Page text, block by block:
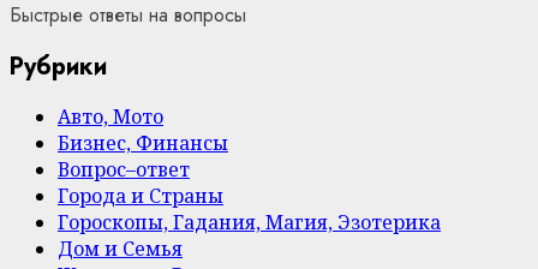
Быстрые ответы на вопросы
Рубрики
Авто, Мото
Бизнес, Финансы
Вопрос–ответ
Города и Страны
Гороскопы, Гадания, Магия, Эзотерика
Дом и Семья